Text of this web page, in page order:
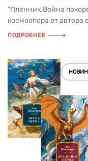
“Пленник.Война
космоопера от автора
ПОДРОБНЕЕ